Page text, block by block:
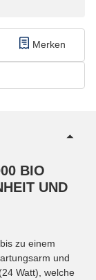
Merken
BIO
UND
zu einem
und
Watt), welche